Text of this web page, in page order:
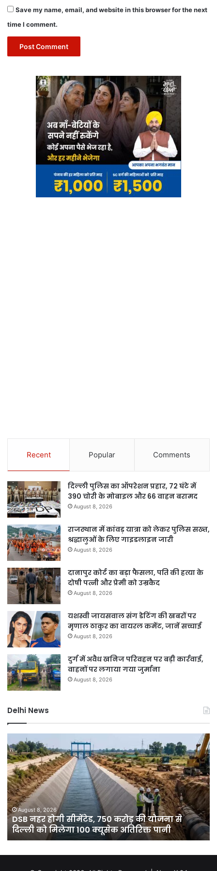
Save my name, email, and website in this browser for the next
time I comment.
Recent Popular Comments
दिल्ली पुलिस का ऑपरेशन प्रहार, 72 घंटे में
390 चोरी के मोबाइल और 66 वाहन बरामद
August 8, 2026
राजस्थान में कांवड़ यात्रा को लेकर पुलिस सख्त,
श्रद्धालुओं के लिए गाइडलाइन जारी
August 8, 2026
दानापुर कोर्ट का बड़ा फैसला, पति की हत्या के
दोषी पत्नी और प्रेमी को उम्रकैद
August 8, 2026
यशस्वी जायसवाल संग डेटिंग की खबरों पर
मृणाल ठाकुर का वायरल कमेंट, जानें सच्चाई
August 8, 2026
दुर्ग में अवैध खनिज परिवहन पर बड़ी कार्रवाई,
वाहनों पर लगाया गया जुर्माना
August 8, 2026
Delhi News
नहर
होगी
सीमेंटेड,
750
करोड़
की
योजना
से
दिल्ली
को
August 8, 2026
DSB नहर होगी सीमेंटेड, 750 करोड़ की योजना से
दिल्ली को मिलेगा 100 क्यूसेक अतिरिक्त पानी
में
ने
15
का
7